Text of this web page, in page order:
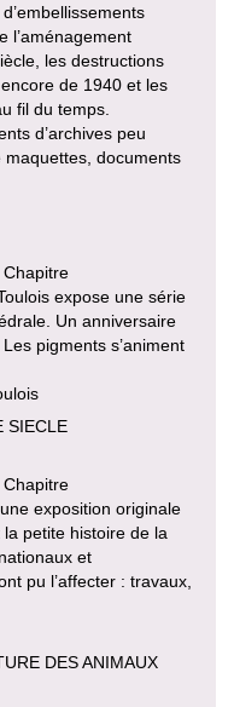
l’aménagement
les destructions
de 1940 et les
fil du temps.
d’archives peu
documents
expose une série
Un anniversaire
pigments s’animent
SIECLE
exposition originale
petite histoire de la
et
pu l’affecter : travaux,
DES ANIMAUX